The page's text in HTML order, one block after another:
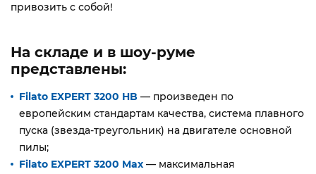
привозить с собой!
На складе и в шоу-руме
представлены:
Filato EXPERT 3200 HB — произведен по
европейским стандартам качества, система плавного
пуска (звезда-треугольник) на двигателе основной
пилы;
Filato EXPERT 3200 Max — максимальная